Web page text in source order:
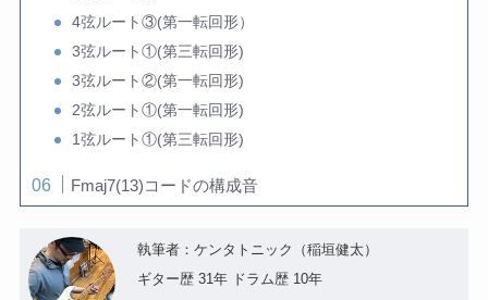
4弦ルート③(第一転回形）
3弦ルート①(第三転回形)
3弦ルート②(第一転回形)
2弦ルート①(第一転回形)
1弦ルート①(第三転回形)
Fmaj7(13)コードの構成音
執筆者：ケンタトニック（稲垣健太）
ギター歴 31年 ドラム歴 10年